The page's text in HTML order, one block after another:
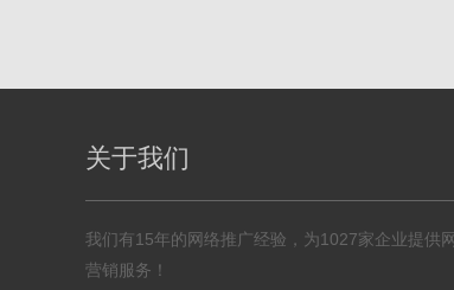
关于我们
我们有15年的网络推广经验，为1027家企业提供
营销服务！